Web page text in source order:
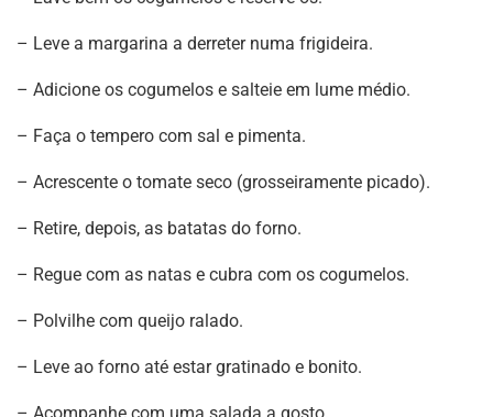
– Leve a margarina a derreter numa frigideira.
– Adicione os cogumelos e salteie em lume médio.
– Faça o tempero com sal e pimenta.
– Acrescente o tomate seco (grosseiramente picado).
– Retire, depois, as batatas do forno.
– Regue com as natas e cubra com os cogumelos.
– Polvilhe com queijo ralado.
– Leve ao forno até estar gratinado e bonito.
– Acompanhe com uma salada a gosto.